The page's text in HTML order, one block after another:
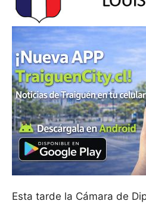
Esta tarde la Cámara de